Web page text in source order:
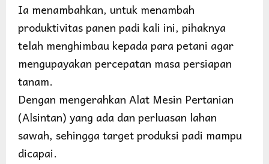
Ia menambahkan, untuk menambah
produktivitas panen padi kali ini, pihaknya
telah menghimbau kepada para petani agar
mengupayakan percepatan masa persiapan
tanam.
Dengan mengerahkan Alat Mesin Pertanian
(Alsintan) yang ada dan perluasan lahan
sawah, sehingga target produksi padi mampu
dicapai.